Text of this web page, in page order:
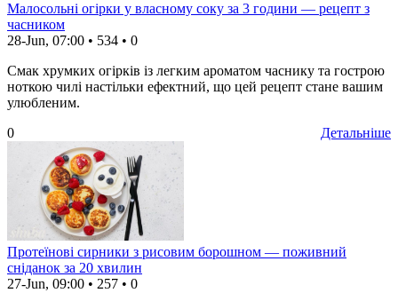
Малосольні огірки у власному соку за 3 години — рецепт з
часником
28-Jun, 07:00 • 534 • 0
Смак хрумких огірків із легким ароматом часнику та гострою
ноткою чилі настільки ефектний, що цей рецепт стане вашим
улюбленим.
Детальніше
0
Протеїнові сирники з рисовим борошном — поживний
сніданок за 20 хвилин
27-Jun, 09:00 • 257 • 0